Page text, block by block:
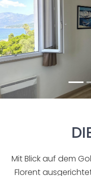
Mit Blick auf dem
Florent